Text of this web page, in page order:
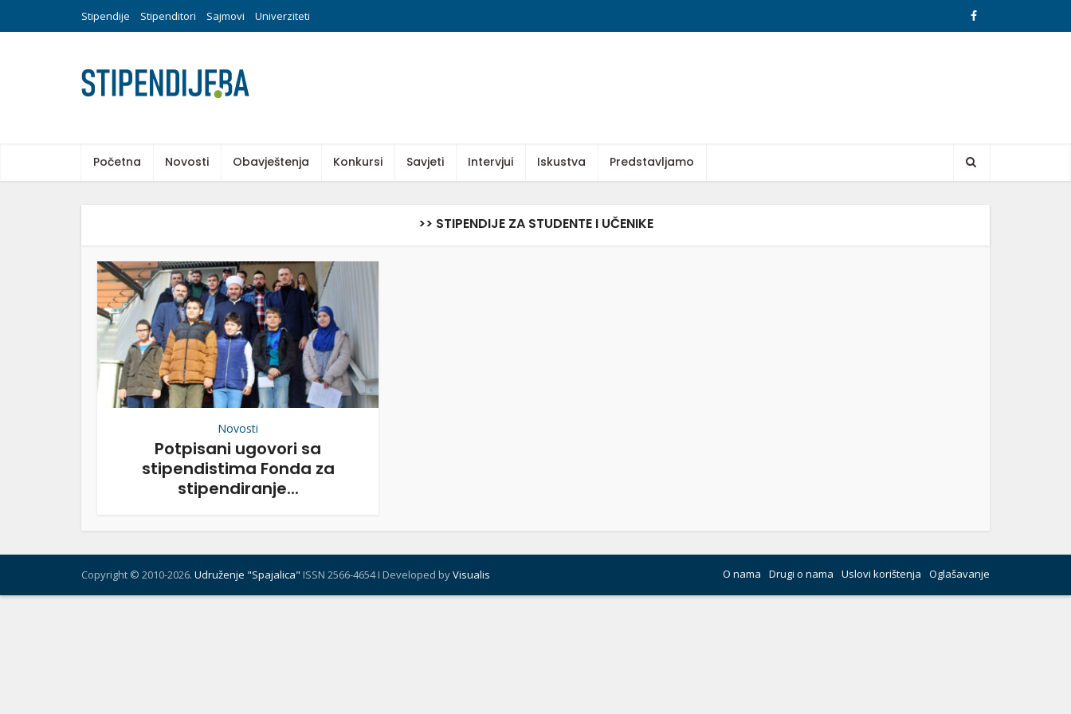
Stipendije Stipenditori Sajmovi Univerziteti
Početna Novosti Obavještenja Konkursi Savjeti Intervjui Iskustva Predstavljamo
>> STIPENDIJE ZA STUDENTE I UČENIKE
Novosti
Potpisani ugovori sa
stipendistima Fonda za
stipendiranje...
Copyright © 2010-2026. Udruženje "Spajalica" ISSN 2566-4654 I Developed byVisualis O nama Drugi o nama Uslovi korištenja Oglašavanje